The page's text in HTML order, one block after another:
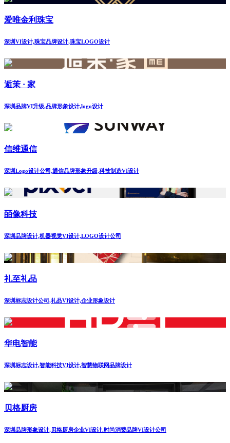
爱唯金利珠宝
深圳VI设计,珠宝品牌设计,珠宝LOGO设计
逅茉 · 家
深圳品牌VI升级,品牌形象设计,logo设计
信维通信
深圳Logo设计公司,通信品牌形象升级,科技制造VI设计
皕像科技
深圳品牌设计,机器视觉VI设计,LOGO设计公司
礼至礼品
深圳标志设计公司,礼品VI设计,企业形象设计
华电智能
深圳标志设计,智能科技VI设计,智慧物联网品牌设计
贝格厨房
深圳品牌形象设计,贝格厨房企业VI设计.时尚消费品牌VI设计公司